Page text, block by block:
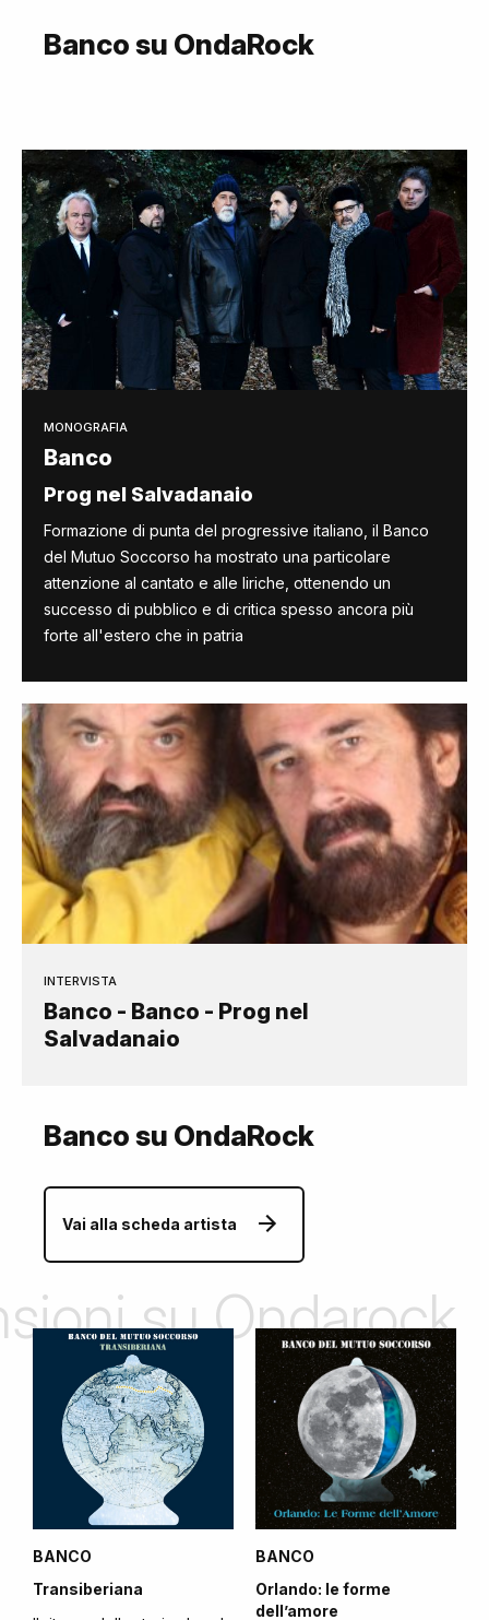
Banco su OndaRock
MONOGRAFIA
Banco
Prog nel Salvadanaio
Formazione di punta del progressive italiano, il Banco
del Mutuo Soccorso ha mostrato una particolare
attenzione al cantato e alle liriche, ottenendo un
successo di pubblico e di critica spesso ancora più
forte all'estero che in patria
INTERVISTA
Banco - Banco - Prog nel
Salvadanaio
Banco su OndaRock
Vai alla scheda artista
su Ondarock
BANCO
Transiberiana
BANCO
Orlando: le forme
dell’amore